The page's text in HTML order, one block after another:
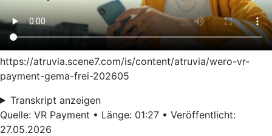
https://atruvia.scene7.com/is/content/atruvia/wero-vr-
payment-gema-frei-202605
Transkript anzeigen
Quelle: VR Payment • Länge: 01:27 • Veröffentlicht:
27.05.2026